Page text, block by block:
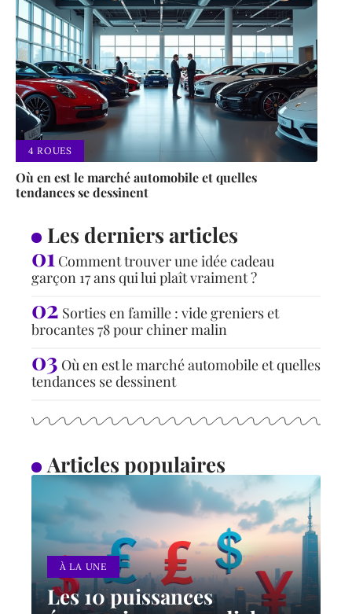
4 ROUES
Où en est le marché automobile et quelles
tendances se dessinent
Les derniers articles
Comment trouver une idée cadeau
garçon 17 ans qui lui plaît vraiment ?
Sorties en famille : vide greniers et
brocantes 78 pour chiner malin
Où en est le marché automobile et quelles
tendances se dessinent
Articles populaires
À LA UNE
Les 10 puissances